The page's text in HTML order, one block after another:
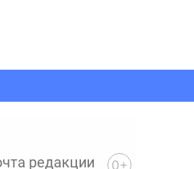
редакции 0+